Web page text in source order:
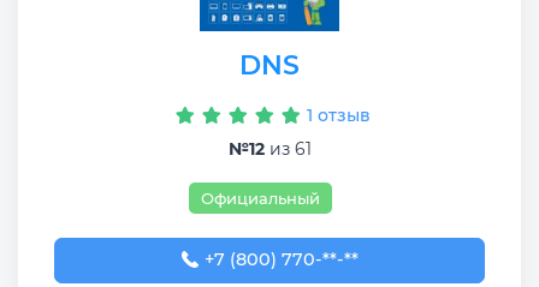
DNS
1 отзыв
№12из 61
Официальный
+7 (800) 770-78-88
+7 (800) 770-**-**